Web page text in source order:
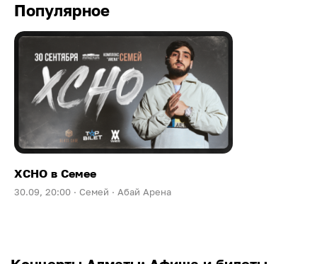
Популярное
XCHO в Семее
30.09, 20:00 · Семей · Абай Арена